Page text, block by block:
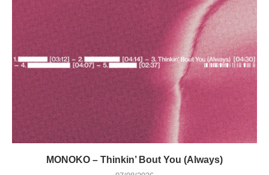
MONOKO – Thinkin’ Bout You (Always)